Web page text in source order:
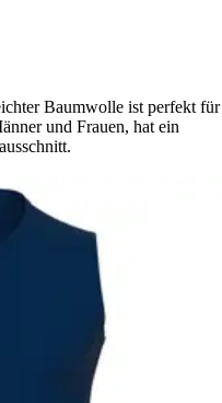
Baumwolle ist perfekt für
und Frauen, hat ein